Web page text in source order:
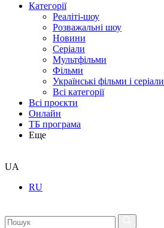
Категорії
Реаліті-шоу
Розважальні шоу
Новини
Серіали
Мультфільми
Фільми
Українські фільми і серіали
Всі категорії
Всі проєкти
Онлайн
ТБ програма
Еще
UA
RU